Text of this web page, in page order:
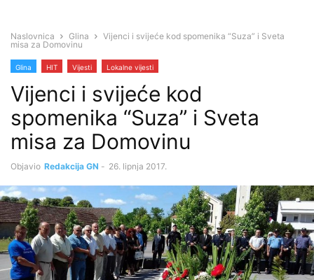
Naslovnica Glina
Vijenci i svijeće kod spomenika “Suza” i Sveta
misa za Domovinu
Glina HIT Vijesti Lokalne vijesti
Vijenci i svijeće kod
spomenika “Suza” i Sveta
misa za Domovinu
Objavio Redakcija GN - 26. lipnja 2017.